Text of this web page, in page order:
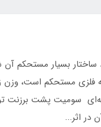
بسیار مستحکم
فلزی مستحکم است،
سومیت پشت برزنت
در اثر...